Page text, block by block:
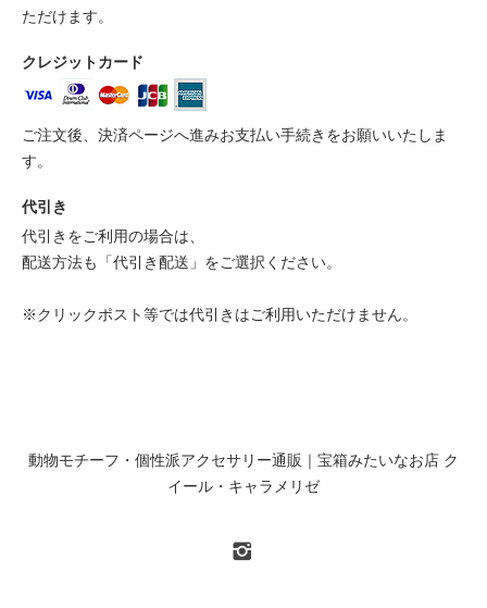
ただけます。
クレジットカード
ご注文後、決済ページへ進みお支払い手続きをお願いいたしま
す。
代引き
代引きをご利用の場合は、
配送方法も「代引き配送」をご選択ください。
※クリックポスト等では代引きはご利用いただけません。
動物モチーフ・個性派アクセサリー通販｜宝箱みたいなお店 ク
イール・キャラメリゼ